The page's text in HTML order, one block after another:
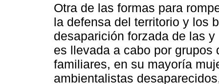
Otra de las formas para
la defensa del territorio y los
desaparición forzada de las
es llevada a cabo por
familiares, en su mayoría
ambientalistas